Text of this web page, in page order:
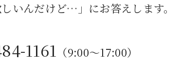
しいんだけど…」にお答えします。
1161 （9:00〜17:00）